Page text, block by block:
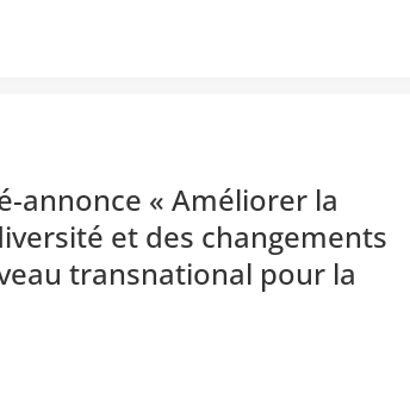
annonce « Améliorer la
et des changements
transnational pour la